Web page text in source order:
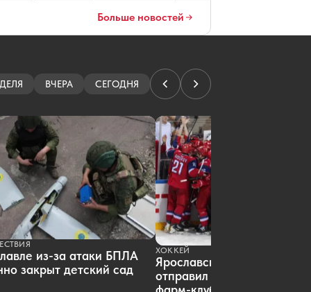
ПРОИСШЕСТВИЯ
Ярославский бизнесмен не смог
В Ярославской области погиб
рыбак, перевернувшийся на лодке
07.08.2026 09:17|ПРОИСШЕСТВИЯ
Организатора сайта ярославских
проституток судили за
мошенничество
07.08.2026 08:01 |КРИМИНАЛ
Ярославские водители ждут чеков
на платных парковках
07.08.2026 07:01 |ОБЩЕСТВО
В Ярославле повторно продают
четырехзвездочный отель
07.08.2026 06:01
Ярославец просит не превращать
Тверицкий пляж в волейбольную
Больше новостей
ВЧЕРА СЕГОДНЯ
из-за атаки БПЛА
закрыт детский сад
ХОККЕЙ
Ярославский «Локомотив»
отправил пятерых